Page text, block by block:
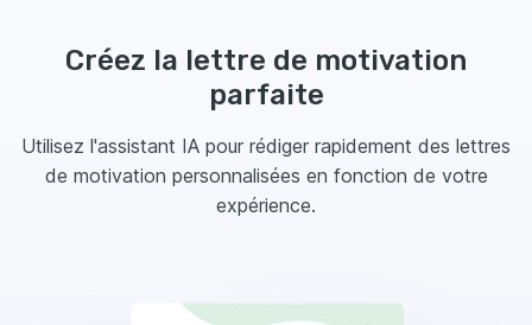
Créez la lettre de motivation
parfaite
Utilisez l'assistant IA pour rédiger rapidement des lettres
de motivation personnalisées en fonction de votre
expérience.